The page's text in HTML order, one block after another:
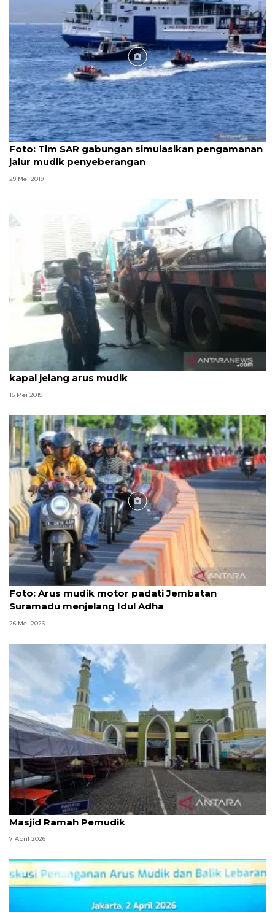
Foto
Foto: Tim SAR gabungan simulasikan pengamanan
jalur mudik penyeberangan
29 Mei 2019
Petugas Syahbandar Pelabuhan Gilimanuk periksa
kapal jelang arus mudik
15 Mei 2019
Foto
Foto: Arus mudik motor padati Jembatan
Suramadu menjelang Idul Adha
26 Mei 2026
Kemenag: 3,5 juta orang manfaatkan layanan
Masjid Ramah Pemudik
7 April 2026